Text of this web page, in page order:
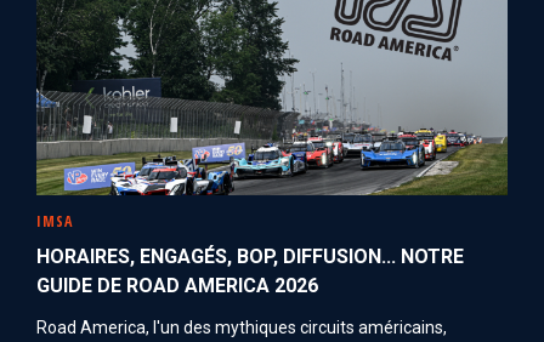
IMSA
HORAIRES, ENGAGÉS, BOP, DIFFUSION... NOTRE
GUIDE DE ROAD AMERICA 2026
Road America, l'un des mythiques circuits américains,